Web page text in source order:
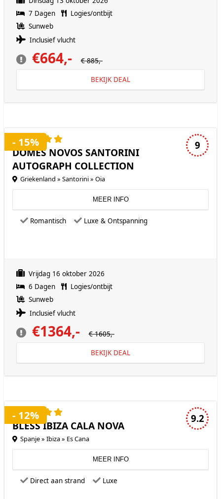
7 Dagen
Logies/ontbijt
Sunweb
Inclusief vlucht
€664,- € 885,-
BEKIJK DEAL
9
DOMES NOVOS SANTORINI
AUTOGRAPH COLLECTION
Griekenland » Santorini » Oia
MEER INFO
Romantisch Luxe & Ontspanning
Vrijdag 16 oktober 2026
6 Dagen
Logies/ontbijt
Sunweb
Inclusief vlucht
€1364,- € 1605,-
- 15%
BEKIJK DEAL
9.2
BLESS IBIZA CALA NOVA
Spanje » Ibiza » Es Cana
MEER INFO
Direct aan strand Luxe
- 12%